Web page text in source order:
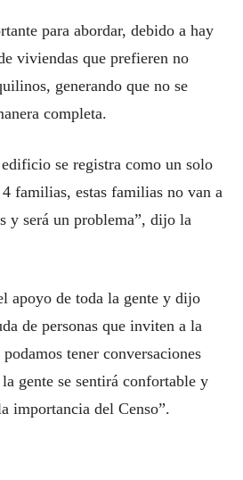
para abordar, debido a hay
viviendas que prefieren no
generando que no se
completa.
se registra como un solo
familias, estas familias no van a
y será un problema”, dijo la
apoyo de toda la gente y dijo
de personas que inviten a la
tener conversaciones
gente se sentirá confortable y
importancia del Censo”.